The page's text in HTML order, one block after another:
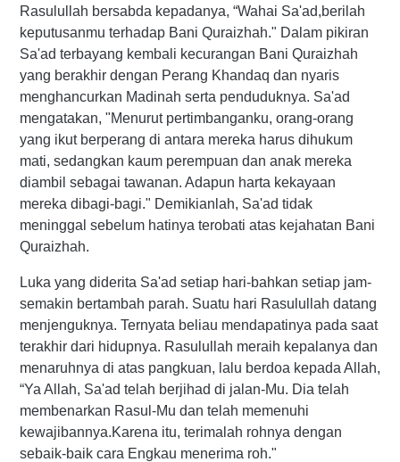
Rasulullah bersabda kepadanya, “Wahai Sa'ad,berilah
keputusanmu terhadap Bani Quraizhah." Dalam pikiran
Sa'ad terbayang kembali kecurangan Bani Quraizhah
yang berakhir dengan Perang Khandaq dan nyaris
menghancurkan Madinah serta penduduknya. Sa'ad
mengatakan, "Menurut pertimbanganku, orang-orang
yang ikut berperang di antara mereka harus dihukum
mati, sedangkan kaum perempuan dan anak mereka
diambil sebagai tawanan. Adapun harta kekayaan
mereka dibagi-bagi." Demikianlah, Sa'ad tidak
meninggal sebelum hatinya terobati atas kejahatan Bani
Quraizhah.
Luka yang diderita Sa'ad setiap hari-bahkan setiap jam-
semakin bertambah parah. Suatu hari Rasulullah datang
menjenguknya. Ternyata beliau mendapatinya pada saat
terakhir dari hidupnya. Rasulullah meraih kepalanya dan
menaruhnya di atas pangkuan, lalu berdoa kepada Allah,
“Ya Allah, Sa'ad telah berjihad di jalan-Mu. Dia telah
membenarkan Rasul-Mu dan telah memenuhi
kewajibannya.Karena itu, terimalah rohnya dengan
sebaik-baik cara Engkau menerima roh."